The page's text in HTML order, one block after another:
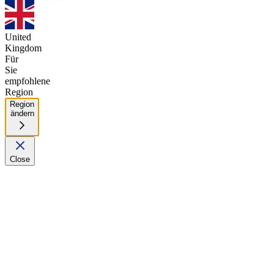
United
Kingdom
Für
Sie
empfohlene
Region
Region
ändern
Close